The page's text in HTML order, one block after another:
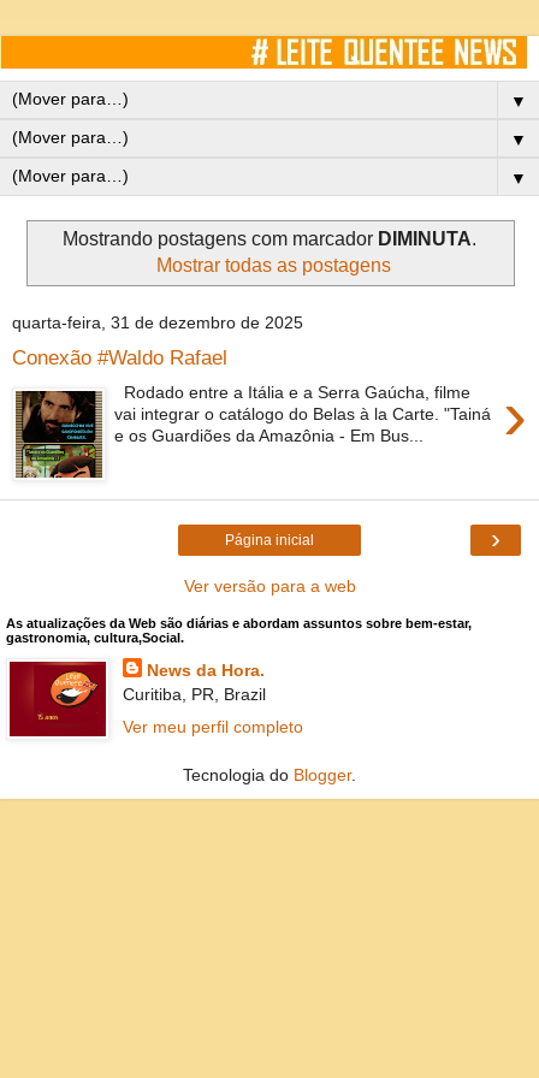
▼
▼
▼
Mostrando postagens com marcador DIMINUTA.
Mostrar todas as postagens
quarta-feira, 31 de dezembro de 2025
Conexão #Waldo Rafael
›
Rodado entre a Itália e a Serra Gaúcha, filme
vai integrar o catálogo do Belas à la Carte. "Tainá
e os Guardiões da Amazônia - Em Bus...
›
Página inicial
Ver versão para a web
As atualizações da Web são diárias e abordam assuntos sobre bem-estar,
gastronomia, cultura,Social.
News da Hora.
Curitiba, PR, Brazil
Ver meu perfil completo
Tecnologia do Blogger.